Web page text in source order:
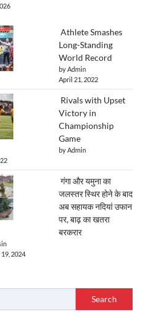
Athlete Smashes
Long-Standing
World Record
by Admin
April 21, 2022
Rivals with Upset
Victory in
Championship
Game
by Admin
गंगा और यमुना का
जलस्तर स्थिर होने के बाद
अब सहायक नदियां उफान
पर, बाढ़ का खतरा
बरकरार
2024
Search